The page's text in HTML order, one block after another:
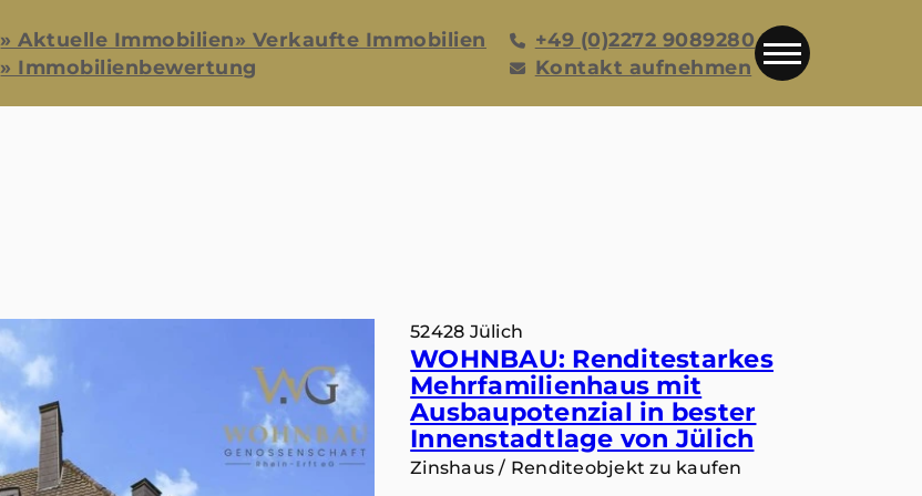
» Aktuelle Immobilien» Verkaufte Immobilien
» Immobilienbewertung
+49 (0)2272 9089280
Kontakt aufnehmen
52428 Jülich
WOHNBAU: Renditestarkes
Mehrfamilienhaus mit
Ausbaupotenzial in bester
Innenstadtlage von Jülich
Zinshaus / Renditeobjekt zu kaufen